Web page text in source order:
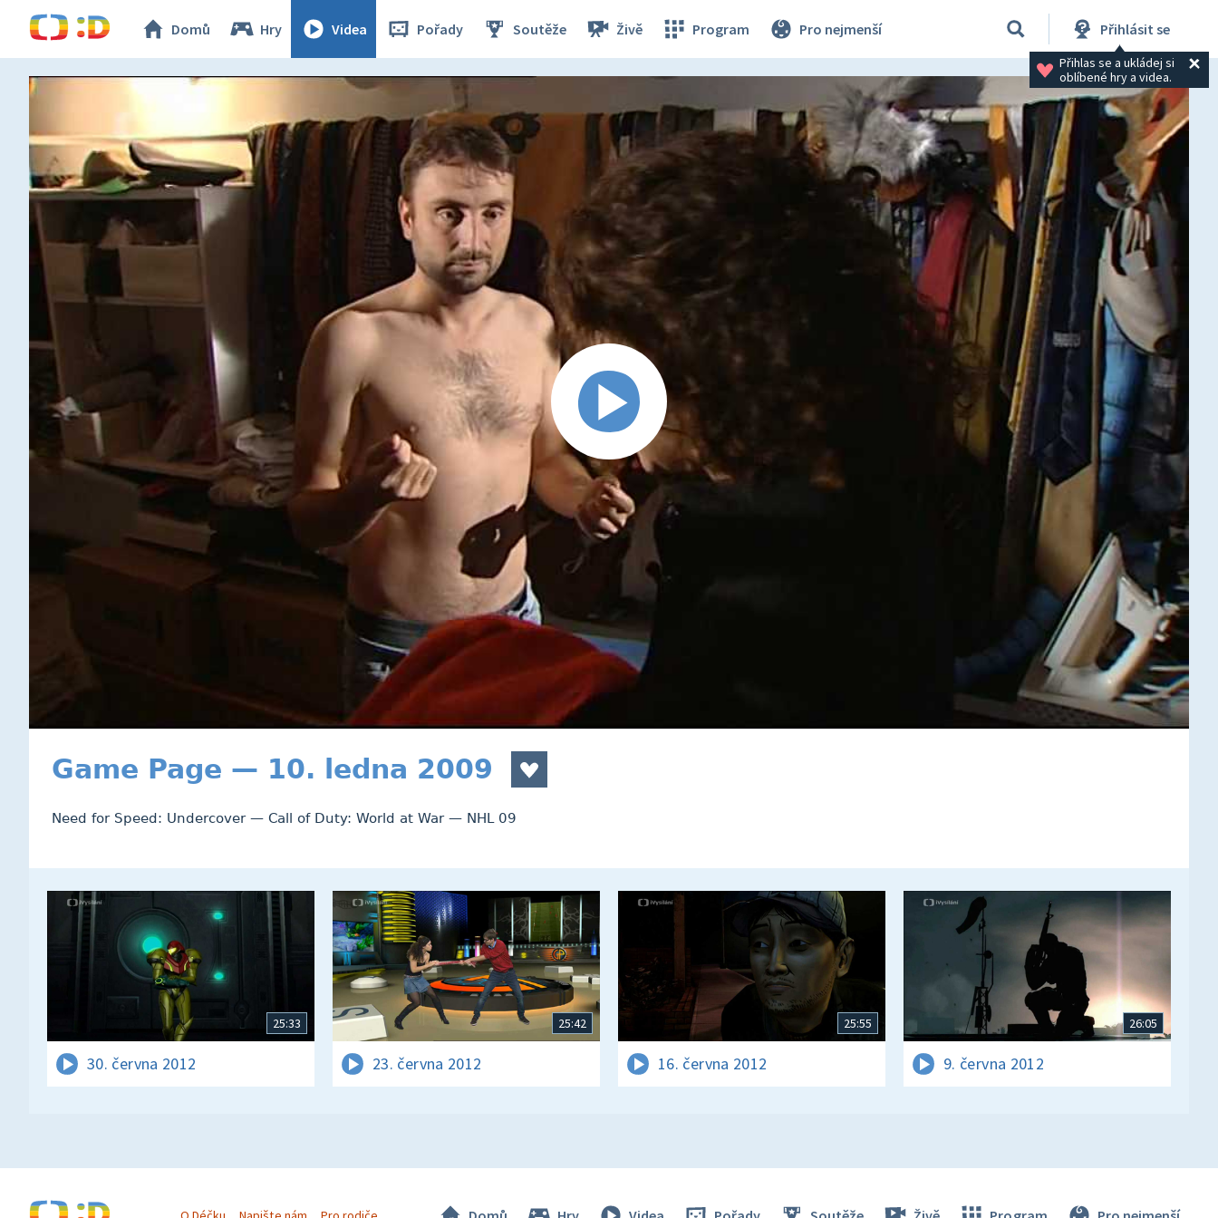
Domů Hry Videa Pořady Soutěže Živě Program Pro nejmenší Přihlásit se
Přihlas se a ukládej si
oblíbené hry a videa.
Game Page — 10. ledna 2009
Need for Speed: Undercover — Call of Duty: World at War — NHL 09
25:33
30. června 2012
25:42
23. června 2012
25:55
16. června 2012
26:05
9. června 2012